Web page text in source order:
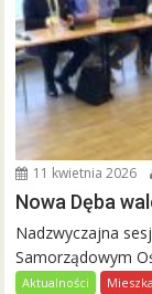
11 kwietnia 2026
Nowa Dęba
Nadzwyczajna
Samorządowym
Aktualności